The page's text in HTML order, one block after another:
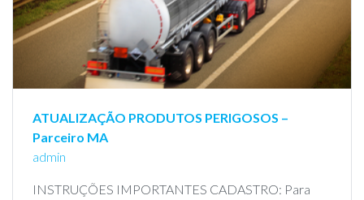
ATUALIZAÇÃO PRODUTOS PERIGOSOS –
Parceiro MA
admin
INSTRUÇÕES IMPORTANTES CADASTRO: Para